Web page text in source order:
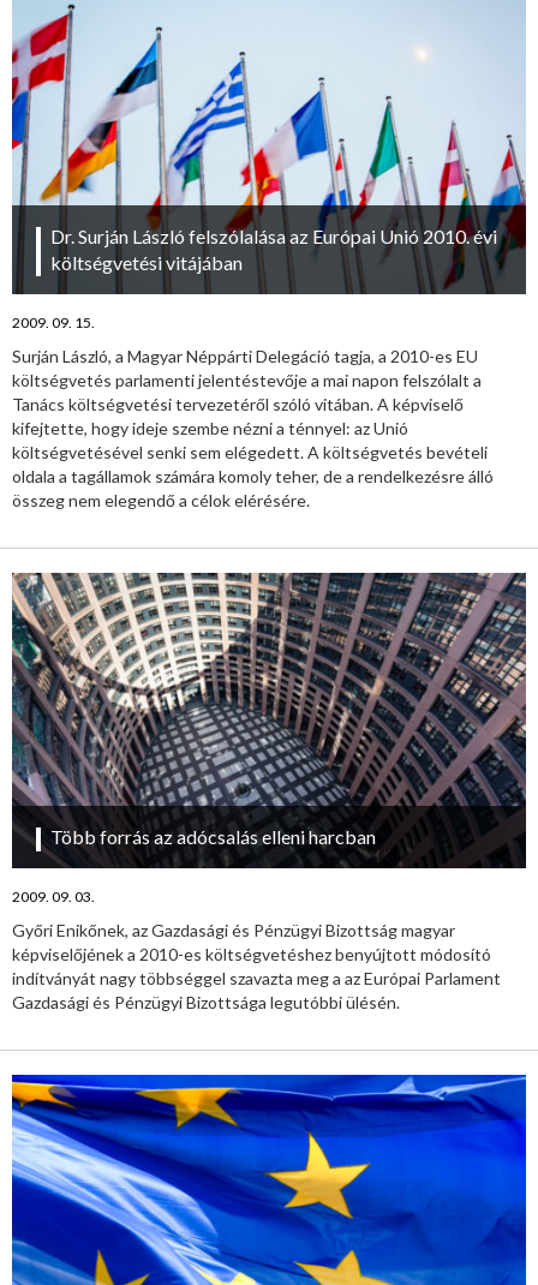
Dr. Surján László felszólalása az Európai Unió 2010. évi
költségvetési vitájában
2009. 09. 15.
Surján László, a Magyar Néppárti Delegáció tagja, a 2010-es EU
költségvetés parlamenti jelentéstevője a mai napon felszólalt a
Tanács költségvetési tervezetéről szóló vitában. A képviselő
kifejtette, hogy ideje szembe nézni a ténnyel: az Unió
költségvetésével senki sem elégedett. A költségvetés bevételi
oldala a tagállamok számára komoly teher, de a rendelkezésre álló
összeg nem elegendő a célok elérésére.
Több forrás az adócsalás elleni harcban
2009. 09. 03.
Győri Enikőnek, az Gazdasági és Pénzügyi Bizottság magyar
képviselőjének a 2010-es költségvetéshez benyújtott módosító
indítványát nagy többséggel szavazta meg a az Európai Parlament
Gazdasági és Pénzügyi Bizottsága legutóbbi ülésén.